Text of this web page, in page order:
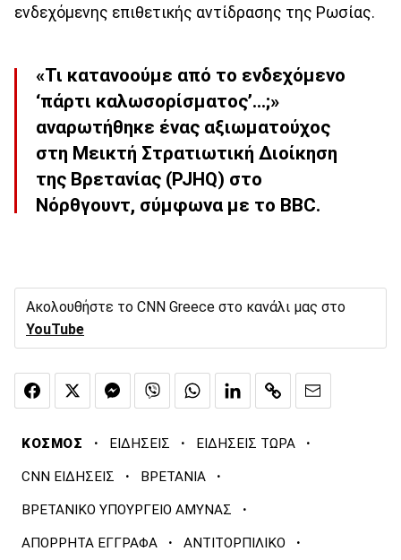
ενδεχόμενης επιθετικής αντίδρασης της Ρωσίας.
«Τι κατανοούμε από το ενδεχόμενο
‘πάρτι καλωσορίσματος’…;»
αναρωτήθηκε ένας αξιωματούχος
στη Μεικτή Στρατιωτική Διοίκηση
της Βρετανίας (PJHQ) στο
Νόρθγουντ, σύμφωνα με το BBC.
Ακολουθήστε το CNN Greece στο κανάλι μας στο
YouTube
ΚΟΣΜΟΣ · ΕΙΔΗΣΕΙΣ · ΕΙΔΗΣΕΙΣ ΤΩΡΑ ·
CNN ΕΙΔΗΣΕΙΣ · ΒΡΕΤΑΝΙΑ ·
ΒΡΕΤΑΝΙΚΟ ΥΠΟΥΡΓΕΙΟ ΑΜΥΝΑΣ ·
ΑΠΟΡΡΗΤΑ ΕΓΓΡΑΦΑ · ΑΝΤΙΤΟΡΠΙΛΙΚΟ ·